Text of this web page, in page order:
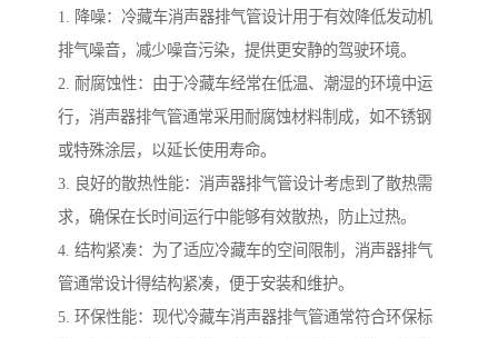
1. 降噪：冷藏车消声器排气管设计用于有效降低发动机
排气噪音，减少噪音污染，提供更安静的驾驶环境。
2. 耐腐蚀性：由于冷藏车经常在低温、潮湿的环境中运
行，消声器排气管通常采用耐腐蚀材料制成，如不锈钢
或特殊涂层，以延长使用寿命。
3. 良好的散热性能：消声器排气管设计考虑到了散热需
求，确保在长时间运行中能够有效散热，防止过热。
4. 结构紧凑：为了适应冷藏车的空间限制，消声器排气
管通常设计得结构紧凑，便于安装和维护。
5. 环保性能：现代冷藏车消声器排气管通常符合环保标